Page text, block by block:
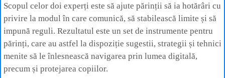
Scopul celor doi experți este să ajute părinții să ia hotărâri cu
privire la modul în care comunică, să stabilească limite și să
impună reguli. Rezultatul este un set de instrumente pentru
părinți, care au astfel la dispoziție sugestii, strategii și tehnici
menite să le înlesnească navigarea prin lumea digitală,
precum și protejarea copiilor.